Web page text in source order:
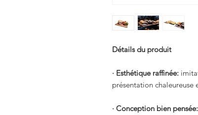
Détails du produit
· Esthétique raffinée:
présentation
· Conception bien pensée: